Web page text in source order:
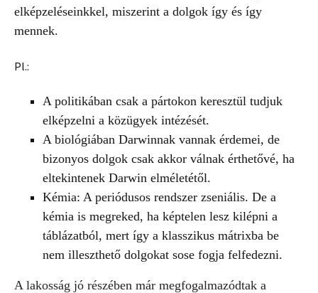
elképzeléseinkkel, miszerint a dolgok így és így
mennek.
Pl.:
A politikában csak a pártokon keresztül tudjuk
elképzelni a közügyek intézését.
A biológiában Darwinnak vannak érdemei, de
bizonyos dolgok csak akkor válnak érthetővé, ha
eltekintenek Darwin elméletétől.
Kémia: A periódusos rendszer zseniális. De a
kémia is megreked, ha képtelen lesz kilépni a
táblázatból, mert így a klasszikus mátrixba be
nem illeszthető dolgokat sose fogja felfedezni.
A lakosság jó részében már megfogalmazódtak a